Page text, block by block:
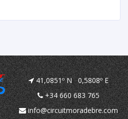
41,0851º N 0,5808º E
+34 660 683 765
info@circuitmoradebre.com